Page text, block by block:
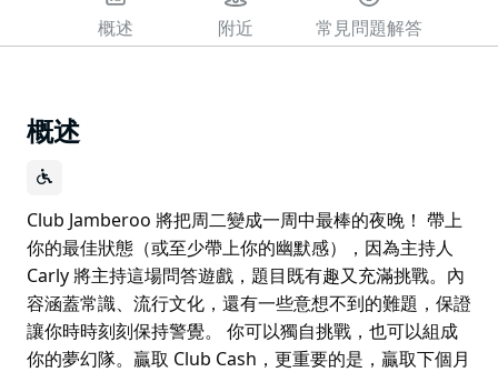
概述 附近 常見問題解答
概述
Club Jamberoo 將把周二變成一周中最棒的夜晚！ 帶上
你的最佳狀態（或至少帶上你的幽默感），因為主持人
Carly 將主持這場問答遊戲，題目既有趣又充滿挑戰。內
容涵蓋常識、流行文化，還有一些意想不到的難題，保證
讓你時時刻刻保持警覺。 你可以獨自挑戰，也可以組成
你的夢幻隊。贏取 Club Cash，更重要的是，贏取下個月